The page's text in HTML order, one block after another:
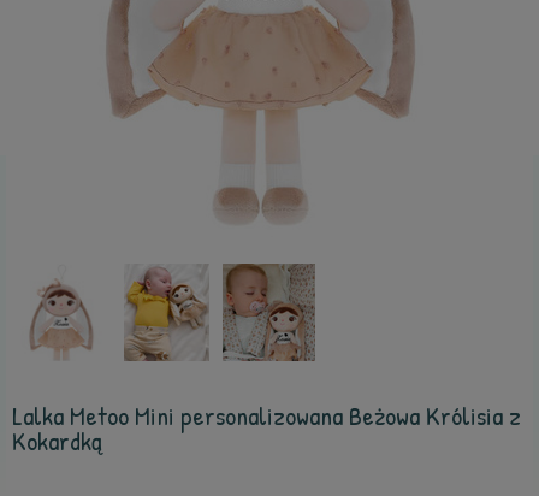
Lalka Metoo Mini personalizowana Beżowa Królisia z
Kokardką